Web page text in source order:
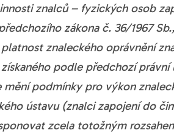
znalců – fyzických osob
zákona č. 36/1967
znaleckého oprávnění
podle předchozí právní
mění podmínky pro výkon
ústavu (znalci zapojení do
zcela totožným